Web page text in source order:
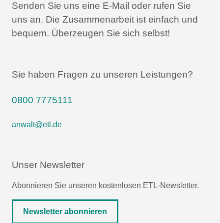
Senden Sie uns eine E-Mail oder rufen Sie
uns an. Die Zusammenarbeit ist einfach und
bequem. Überzeugen Sie sich selbst!
Sie haben Fragen zu unseren Leistungen?
0800 7775111
anwalt@etl.de
Unser Newsletter
Abonnieren Sie unseren kostenlosen ETL-Newsletter.
Newsletter abonnieren